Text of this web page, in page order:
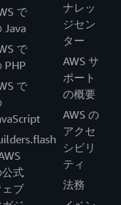
で
Java
で
PHP
で
式
ェブ
ナレッ
ジセン
ター
AWS サ
ポート
の概要
AWS の
アクセ
シビリ
ティ
法務